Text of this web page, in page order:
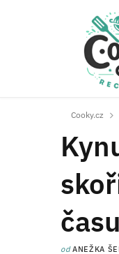
Cooky.cz
odANEŽKA